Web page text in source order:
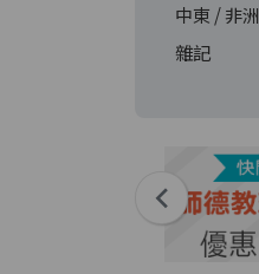
中東 / 非洲
雜記